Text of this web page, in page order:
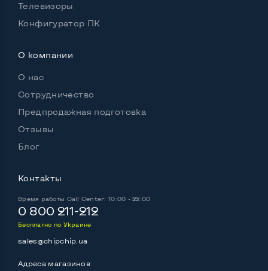
Русские и украинские буквы на клавиатуре
Операционная система
Разъемы подключения:
Выход Display port
Выход mini Display port
Выход HDMIДа
Телевизоры
Конфигуратор ПК
О компании
О нас
Сотрудничество
Предпродажная подготовка
Отзывы
Блог
Контакты
Время работы Call Center: 10:00 - 22:00
0 800 211-212
Бесплатно по Украине
sales@chipchip.ua
Адреса магазинов